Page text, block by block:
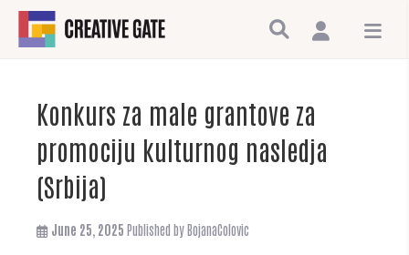
Konkurs za male grantove za
promociju kulturnog nasledja
(Srbija)
June 25, 2025 Published byBojanaColovic